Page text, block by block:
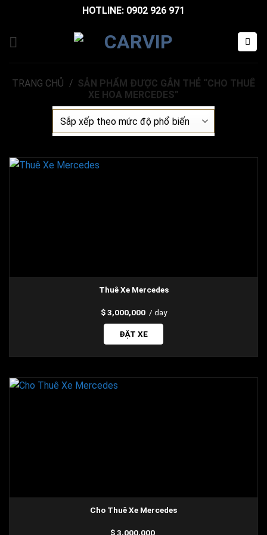
nội
HOTLINE: 0902 926 971
TRANG CHỦ / SẢN PHẨM ĐƯỢC GẮN THẺ “CHO THUÊ
XE HOA MERCEDES”
Thuê Xe Mercedes
3,000,000 / day
ĐẶT XE
Cho Thuê Xe Mercedes
3,000,000